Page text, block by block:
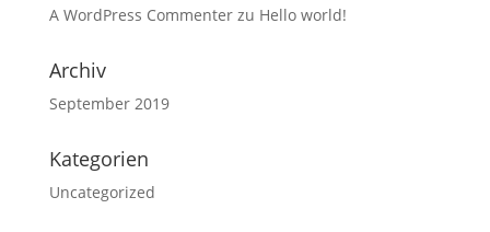
A WordPress Commenterzu Hello world!
Archiv
September 2019
Kategorien
Uncategorized